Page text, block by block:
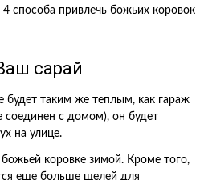
способа привлечь божьих коровок
сарай
будет таким же теплым, как гараж
соединен с домом), он будет
на улице.
коровке зимой. Кроме того,
еще больше щелей для